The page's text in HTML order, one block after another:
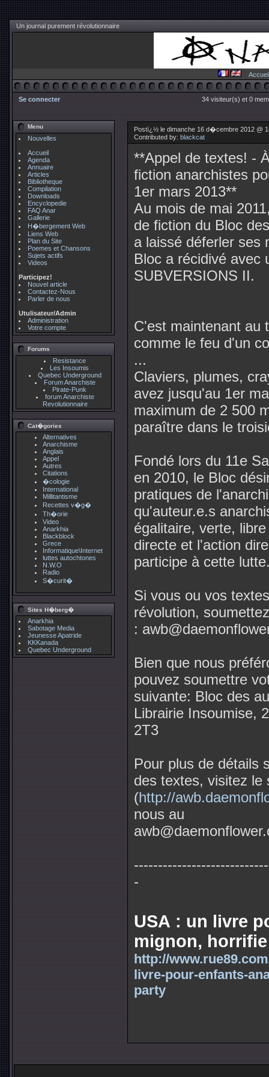
Un journal purement révolutionnaire
Accueil
Se connecter 34 visiteur(s) et 0
Menu
Nouvelles
Accueil
Agenda
Annuaire
Articles
Bibliotheque
Compilation
Downloads
Encyclopedie
FAQ Anar
Gallerie
H�bergement Web
Liens Web
Plan du Site
Poemes et Chansons
Sujets actifs
Videos
Participez!
Nouvel article
Contactez-Nous
Parler de nous
Utulisateur/Admin
Administration
Votre compte
Forums
Resistance
Les Insoumis
Quebec Underground
Forum Anarchiste
Pirate-Punk
forum Anarchiste
Revolutionnaire
Cat�gories
Alternatives
Anarchisme
Anglais
Appel
Autres
Citations
�cologie
International
Millitantisme
Recettes v�g�
Th�orie
Video
Anarkhia
Blackblock
Grece
Informatique\Internet
luttes autochtones
N.W.O
Radio
S�curit�
Sites H�berg�
Anarkhia
Sabotage Media
Jeunesse Apatride
KKKanada
Quebec Underground
Postï¿½ le dimanche 16 d�cembre 2012 @
Contributed by: blackcat
**Appel de textes! -
fiction anarchistes
1er mars 2013**
Au mois de mai
de fiction du Bloc
a laissé déferler ses
Bloc a récidivé avec
SUBVERSIONS II.
C'est maintenant au
comme le feu d'un
...
Claviers, plumes,
avez jusqu'au 1er
maximum de 2 500
paraître dans le
Fondé lors du 11e
en 2010, le Bloc
pratiques de
qu'auteur.e.s
égalitaire, verte,
directe et l'action
participe à cette
Si vous ou vos
révolution,
:
Bien que nous
pouvez soumettre
suivante: Bloc des
Librairie Insoumise,
2T3
Pour plus de détails
des textes, visitez le
(http://
nous au
-
USA : un livre
mignon, horrifie
http://
livre-pour-enfants-
party